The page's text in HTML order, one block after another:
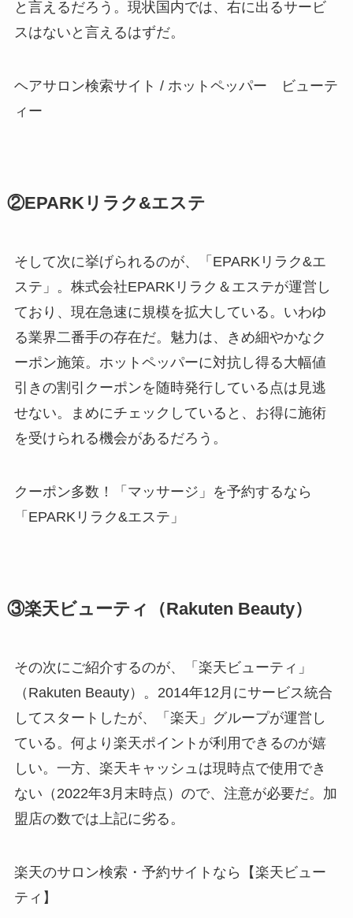
と言えるだろう。現状国内では、右に出るサービ
スはないと言えるはずだ。
ヘアサロン検索サイト / ホットペッパー ビューテ
ィー
②EPARKリラク&エステ
そして次に挙げられるのが、「EPARKリラク&エ
ステ」。株式会社EPARKリラク＆エステが運営し
ており、現在急速に規模を拡大している。いわゆ
る業界二番手の存在だ。魅力は、きめ細やかなク
ーポン施策。ホットペッパーに対抗し得る大幅値
引きの割引クーポンを随時発行している点は見逃
せない。まめにチェックしていると、お得に施術
を受けられる機会があるだろう。
クーポン多数！「マッサージ」を予約するなら
「EPARKリラク&エステ」
③楽天ビューティ（Rakuten Beauty）
その次にご紹介するのが、「楽天ビューティ」
（Rakuten Beauty）。2014年12月にサービス統合
してスタートしたが、「楽天」グループが運営し
ている。何より楽天ポイントが利用できるのが嬉
しい。一方、楽天キャッシュは現時点で使用でき
ない（2022年3月末時点）ので、注意が必要だ。加
盟店の数では上記に劣る。
楽天のサロン検索・予約サイトなら【楽天ビュー
ティ】